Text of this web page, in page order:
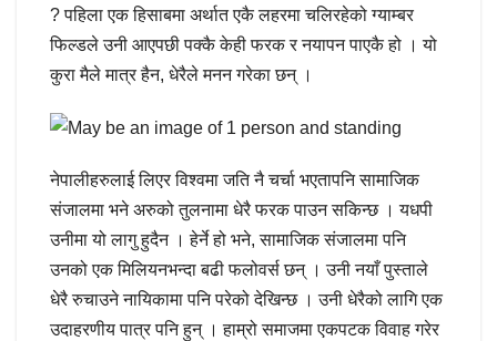
? पहिला एक हिसाबमा अर्थात एकै लहरमा चलिरहेको ग्याम्बर
फिल्डले उनी आएपछी पक्कै केही फरक र नयापन पाएकै हो । यो
कुरा मैले मात्र हैन, धेरैले मनन गरेका छन् ।
नेपालीहरुलाई लिएर विश्वमा जति नै चर्चा भएतापनि सामाजिक
संजालमा भने अरुको तुलनामा धेरै फरक पाउन सकिन्छ । यधपी
उनीमा यो लागु हुदैन । हेर्ने हो भने, सामाजिक संजालमा पनि
उनको एक मिलियनभन्दा बढी फलोवर्स छन् । उनी नयाँ पुस्ताले
धेरै रुचाउने नायिकामा पनि परेको देखिन्छ । उनी धेरैको लागि एक
उदाहरणीय पात्र पनि हुन् । हाम्रो समाजमा एकपटक विवाह गरेर